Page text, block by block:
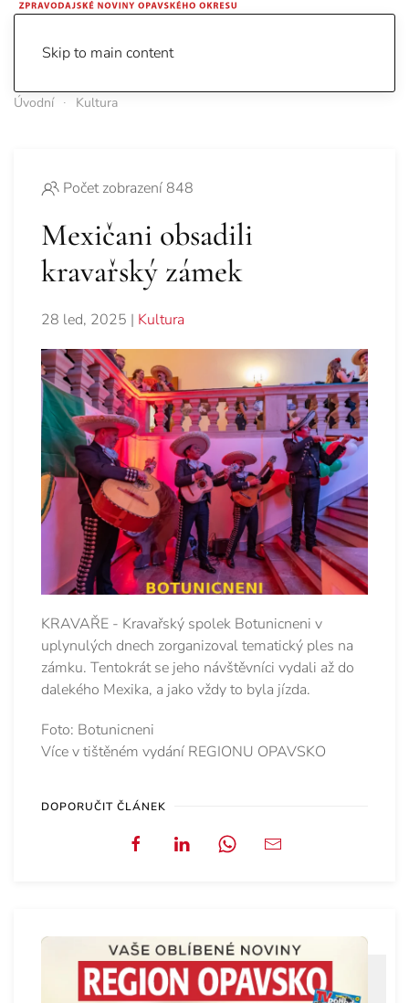
Skip to main content
Úvodní Kultura
Počet zobrazení 848
Mexičani obsadili
kravařský zámek
28 led, 2025 | Kultura
KRAVAŘE - Kravařský spolek Botunicneni v
uplynulých dnech zorganizoval tematický ples na
zámku. Tentokrát se jeho návštěvníci vydali až do
dalekého Mexika, a jako vždy to byla jízda.
Foto: Botunicneni
Více v tištěném vydání REGIONU OPAVSKO
DOPORUČIT ČLÁNEK